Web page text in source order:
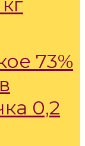
73%
0,2